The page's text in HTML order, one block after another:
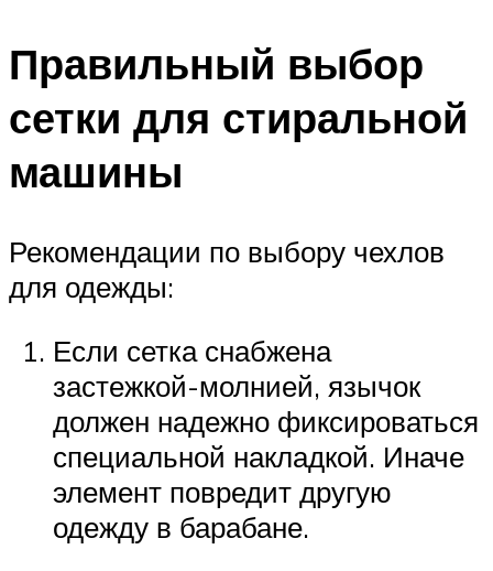
Правильный выбор
сетки для стиральной
машины
Рекомендации по выбору чехлов
для одежды:
Если сетка снабжена
застежкой-молнией, язычок
должен надежно фиксироваться
специальной накладкой. Иначе
элемент повредит другую
одежду в барабане.